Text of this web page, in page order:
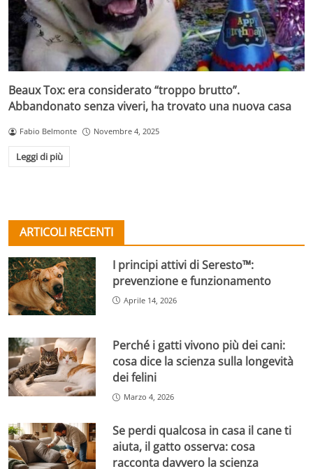
Beaux Tox: era considerato “troppo brutto”.
Abbandonato senza viveri, ha trovato una nuova casa
Fabio Belmonte Novembre 4, 2025
Leggi di più
ARTICOLI RECENTI
I principi attivi di Seresto™:
prevenzione e funzionamento
Aprile 14, 2026
Perché i gatti vivono più dei cani:
cosa dice la scienza sulla longevità
dei felini
Marzo 4, 2026
Se perdi qualcosa in casa il cane ti
aiuta, il gatto osserva: cosa
racconta davvero la scienza